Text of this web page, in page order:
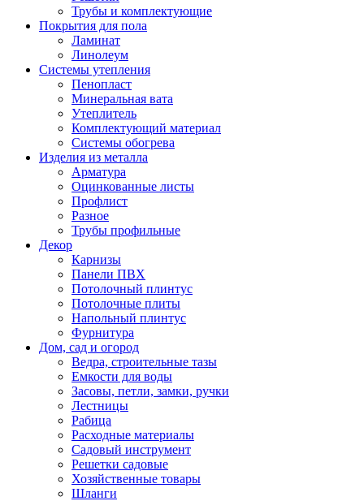
Трубы и комплектующие
Покрытия для пола
Ламинат
Линолеум
Системы утепления
Пенопласт
Минеральная вата
Утеплитель
Комплектующий материал
Системы обогрева
Изделия из металла
Арматура
Оцинкованные листы
Профлист
Разное
Трубы профильные
Декор
Карнизы
Панели ПВХ
Потолочный плинтус
Потолочные плиты
Напольный плинтус
Фурнитура
Дом, сад и огород
Ведра, строительные тазы
Емкости для воды
Засовы, петли, замки, ручки
Лестницы
Рабица
Расходные материалы
Садовый инструмент
Решетки садовые
Хозяйственные товары
Шланги